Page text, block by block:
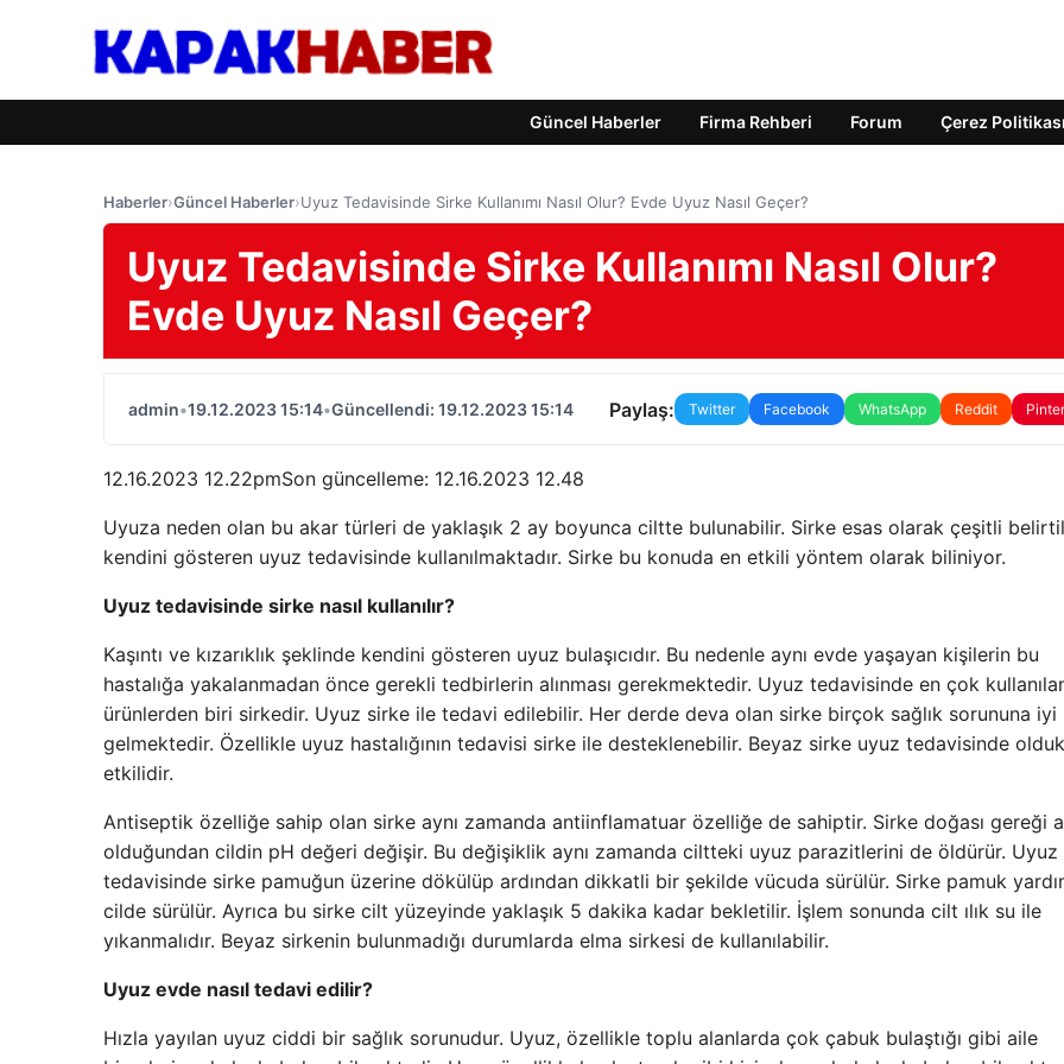
Güncel Haberler Firma Rehberi Forum Çerez Politikası
Haberler›Güncel Haberler›Uyuz Tedavisinde Sirke Kullanımı Nasıl Olur? Evde Uyuz Nasıl Geçer?
Uyuz Tedavisinde Sirke Kullanımı Nasıl Olur?
Evde Uyuz Nasıl Geçer?
admin•19.12.2023 15:14•Güncellendi: 19.12.2023 15:14 Paylaş: Twitter Facebook WhatsApp Reddit
12.16.2023 12.22pmSon güncelleme: 12.16.2023 12.48
Uyuza neden olan bu akar türleri de yaklaşık 2 ay boyunca ciltte bulunabilir. Sirke esas olarak çeşitli
kendini gösteren uyuz tedavisinde kullanılmaktadır. Sirke bu konuda en etkili yöntem olarak biliniyor.
Uyuz tedavisinde sirke nasıl kullanılır?
Kaşıntı ve kızarıklık şeklinde kendini gösteren uyuz bulaşıcıdır. Bu nedenle aynı evde yaşayan kişilerin bu
hastalığa yakalanmadan önce gerekli tedbirlerin alınması gerekmektedir. Uyuz tedavisinde en çok
ürünlerden biri sirkedir. Uyuz sirke ile tedavi edilebilir. Her derde deva olan sirke birçok sağlık sorununa iyi
gelmektedir. Özellikle uyuz hastalığının tedavisi sirke ile desteklenebilir. Beyaz sirke uyuz tedavisinde
etkilidir.
Antiseptik özelliğe sahip olan sirke aynı zamanda antiinflamatuar özelliğe de sahiptir. Sirke doğası gereği
olduğundan cildin pH değeri değişir. Bu değişiklik aynı zamanda ciltteki uyuz parazitlerini de öldürür. Uyuz
tedavisinde sirke pamuğun üzerine dökülüp ardından dikkatli bir şekilde vücuda sürülür. Sirke pamuk
cilde sürülür. Ayrıca bu sirke cilt yüzeyinde yaklaşık 5 dakika kadar bekletilir. İşlem sonunda cilt ılık su ile
yıkanmalıdır. Beyaz sirkenin bulunmadığı durumlarda elma sirkesi de kullanılabilir.
Uyuz evde nasıl tedavi edilir?
Hızla yayılan uyuz ciddi bir sağlık sorunudur. Uyuz, özellikle toplu alanlarda çok çabuk bulaştığı gibi aile